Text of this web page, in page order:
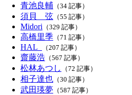
青池良輔 （34 記事）
須貝 弦 （55 記事）
Midori （329 記事）
高橋里季 （71 記事）
HAL_ （207 記事）
齋藤浩 （567 記事）
松林あつし （72 記事）
相子達也 （30 記事）
武田瑛夢 （587 記事）